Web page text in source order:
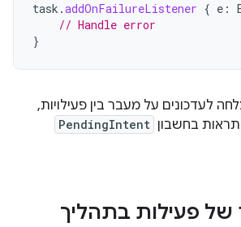
task .addOnFailureListener { e :
// Handle error
}
לעדכונים על מעבר בין פעילויות,
בחשבון PendingIntent
של פעילות בתהליך